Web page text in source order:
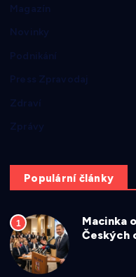
Magazín
Novinky
Podnikání
Press Zpravodaj
Zdraví
Zprávy
Populární články
1
Macinka
Českých